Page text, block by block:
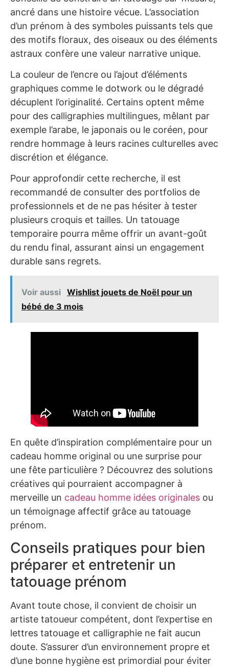
ancré dans une histoire vécue. L’association
d’un prénom à des symboles puissants tels que
des motifs floraux, des oiseaux ou des éléments
astraux confère une valeur narrative unique.
La couleur de l’encre ou l’ajout d’éléments
graphiques comme le dotwork ou le dégradé
décuplent l’originalité. Certains optent même
pour des calligraphies multilingues, mêlant par
exemple l’arabe, le japonais ou le coréen, pour
rendre hommage à leurs racines culturelles avec
discrétion et élégance.
Pour approfondir cette recherche, il est
recommandé de consulter des portfolios de
professionnels et de ne pas hésiter à tester
plusieurs croquis et tailles. Un tatouage
temporaire pourra même offrir un avant-goût
du rendu final, assurant ainsi un engagement
durable sans regrets.
Voir aussi Wishlist jouets de Noël pour un
bébé de 3 mois
En quête d’inspiration complémentaire pour un
cadeau homme original ou une surprise pour
une fête particulière ? Découvrez des solutions
créatives qui pourraient accompagner à
merveille un cadeau homme idées originales ou
un témoignage affectif grâce au tatouage
prénom.
Conseils pratiques pour bien
préparer et entretenir un
tatouage prénom
Avant toute chose, il convient de choisir un
artiste tatoueur compétent, dont l’expertise en
lettres tatouage et calligraphie ne fait aucun
doute. S’assurer d’un environnement propre et
d’une bonne hygiène est primordial pour éviter